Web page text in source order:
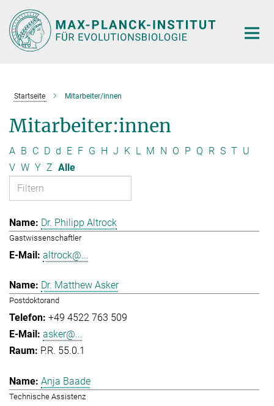
Hauptinhalt
Startseite Mitarbeiter/innen
Mitarbeiter:innen
A B C D d E F G H J K L M N O P Q R S T U
V W Y Z Alle
Dr. Philipp Altrock
Gastwissenschaftler
altrock@...
Dr. Matthew Asker
Postdoktorand
+49 4522 763 509
asker@...
P.R. 55.0.1
Anja Baade
Technische Assistenz